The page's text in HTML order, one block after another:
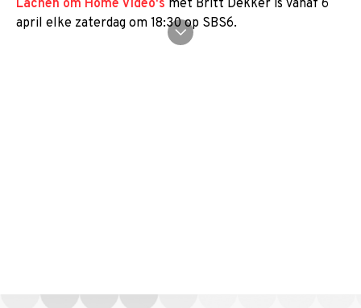
Lachen om Home Video's met Britt Dekker is vanaf 6
april elke zaterdag om 18:30 op SBS6.